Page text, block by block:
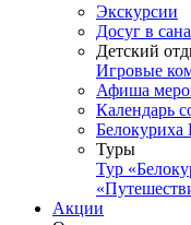
Экскурсии
Досуг в
Детский
Игровые
Афиша
Календарь
Белокуриха
Туры
Тур
Акции